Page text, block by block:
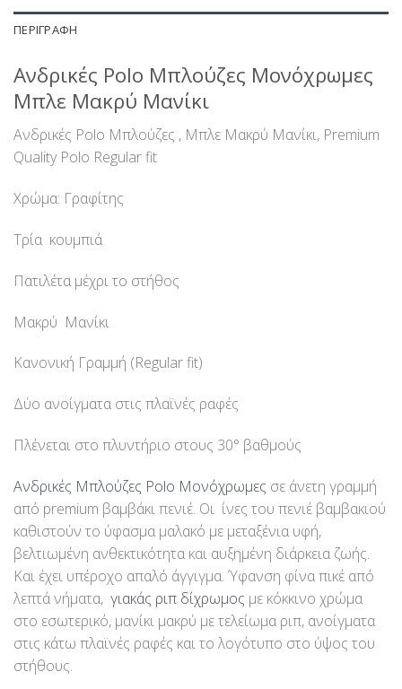
ΠΕΡΙΓΡΑΦΉ
Ανδρικές Polo Μπλούζες Μονόχρωμες
Μπλε Μακρύ Μανίκι
Ανδρικές Polo Μπλούζες , Μπλε Μακρύ Μανίκι, Premium
Quality Polo Regular fit
Χρώμα: Γραφίτης
Τρία κουμπιά
Πατιλέτα μέχρι το στήθος
Μακρύ Μανίκι
Κανονική Γραμμή (Regular fit)
Δύο ανοίγματα στις πλαϊνές ραφές
Πλένεται στο πλυντήριο στους 30° βαθμούς
Ανδρικές Μπλούζες Polo Μονόχρωμες σε άνετη γραμμή
από premium βαμβάκι πενιέ. Οι ίνες του πενιέ βαμβακιού
καθιστούν το ύφασμα μαλακό με μεταξένια υφή,
βελτιωμένη ανθεκτικότητα και αυξημένη διάρκεια ζωής.
Και έχει υπέροχο απαλό άγγιγμα. Ύφανση φίνα πικέ από
λεπτά νήματα, γιακάς ριπ δίχρωμος με κόκκινο χρώμα
στο εσωτερικό, μανίκι μακρύ με τελείωμα ριπ, ανοίγματα
στις κάτω πλαϊνές ραφές και το λογότυπο στο ύψος του
στήθους.